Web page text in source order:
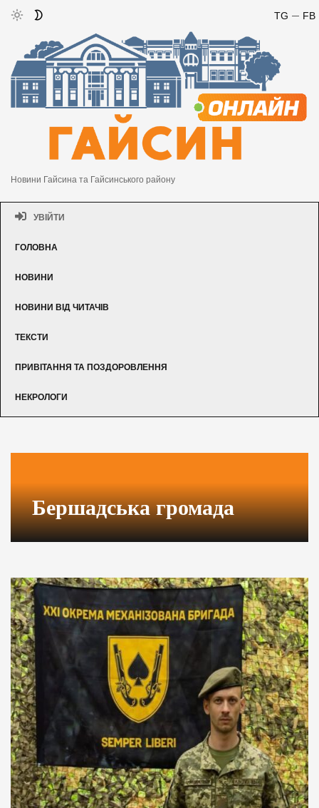
FB
TG
Новини Гайсина та Гайсинського району
УВІЙТИ
ГОЛОВНА
НОВИНИ
НОВИНИ ВІД ЧИТАЧІВ
ТЕКСТИ
ПРИВІТАННЯ ТА ПОЗДОРОВЛЕННЯ
НЕКРОЛОГИ
Бершадська громада